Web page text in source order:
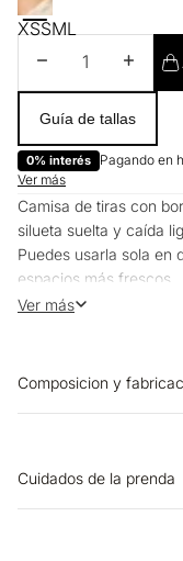
XSSML
Disminuir cantidad
Guía de tallas
0% interés Pagando en
Ver más
Camisa de tiras con
silueta suelta y caída
Puedes usarla sola en
espacios más frescos.
Funciona bien para
Ver más
Composicion y
Cuidados de la prenda